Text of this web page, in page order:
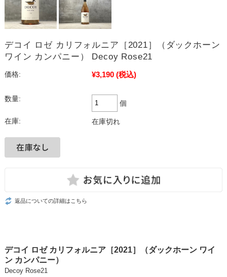
デコイ ロゼ カリフォルニア［2021］（ダックホーン
ワイン カンパニー） Decoy Rose21
価格: ¥3,190 (税込)
数量:
個
在庫: 在庫切れ
返品についての詳細はこちら
デコイ ロゼ カリフォルニア［2021］（ダックホーン ワイ
ン カンパニー）
Decoy Rose21